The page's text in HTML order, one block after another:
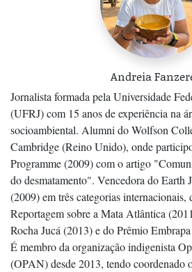
Andreia
Jornalista formada pela Universidade
(UFRJ) com 15 anos de experiência na
socioambiental. Alumni do Wolfson
Cambridge (Reino Unido), onde
Programme (2009) com o artigo
do desmatamento". Vencedora do Earth
(2009) em três categorias internacionais,
Reportagem sobre a Mata Atlântica
Rocha Jucá (2013) e do Prêmio
É membro da organização indigenista
(OPAN) desde 2013, tendo coordenado